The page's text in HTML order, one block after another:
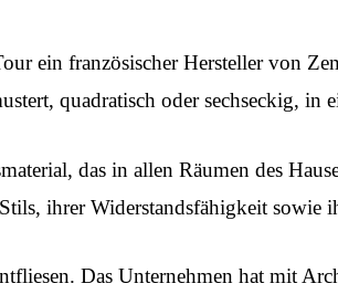
ein französischer Hersteller von
quadratisch oder sechseckig,
das in allen Räumen des
ihrer Widerstandsfähigkeit sowie
Das Unternehmen hat mit